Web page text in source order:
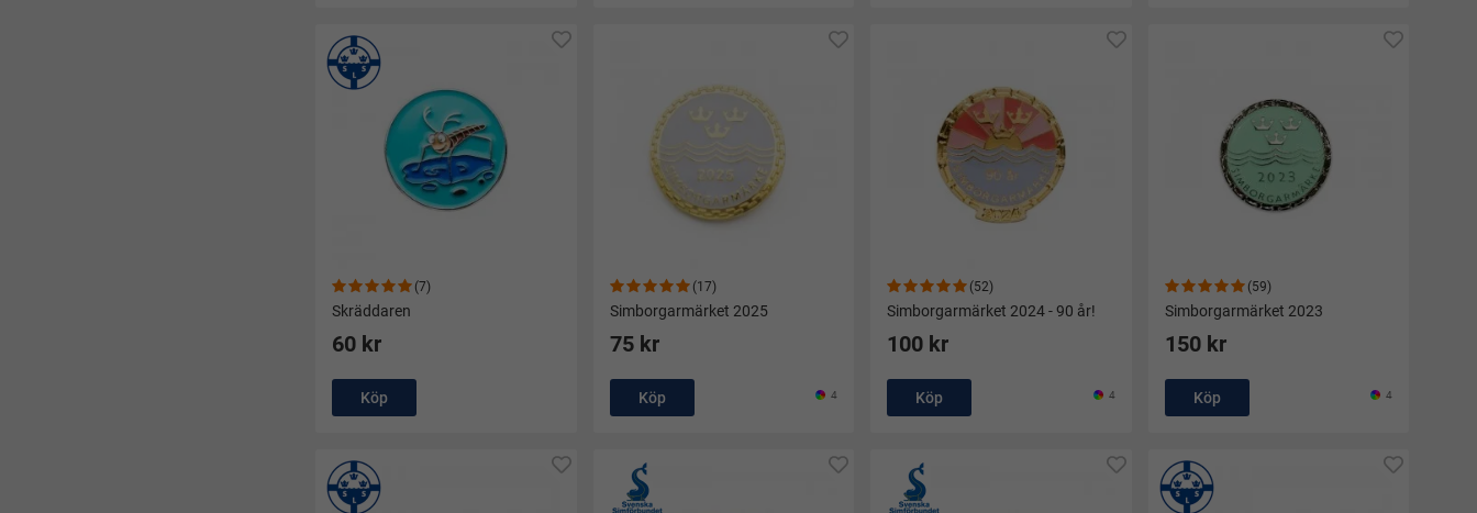
(7)
Skräddaren
60 kr
Köp
(17)
Simborgarmärket 2025
75 kr
Köp 4
(52)
Simborgarmärket 2024 - 90 år!
100 kr
Köp 4
(59)
Simborgarmärket 2023
150 kr
Köp 4